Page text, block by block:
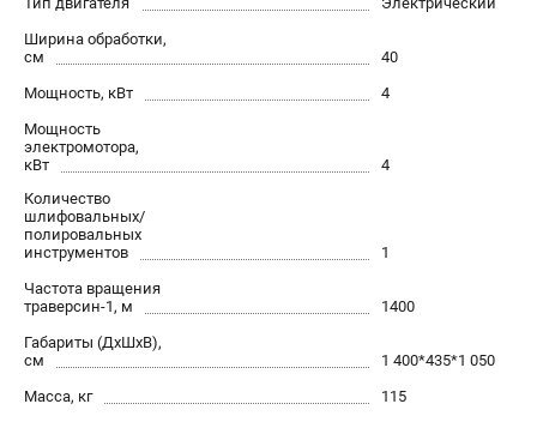
Юридическим лицам
Способы оплаты
САДОВАЯ ТЕХНИКА
Бензопилы
Триммеры и кусторезы
Тракторы
Райдеры
Ширина обработки,
см
40
Мощность, кВт
4
Мощность
электромотора,
кВт
4
Количество
шлифовальных/
полировальных
инструментов
1
Частота вращения
траверсин-1, м
1400
Габариты (ДхШхВ),
см
1 400*435*1 050
Масса, кг
115